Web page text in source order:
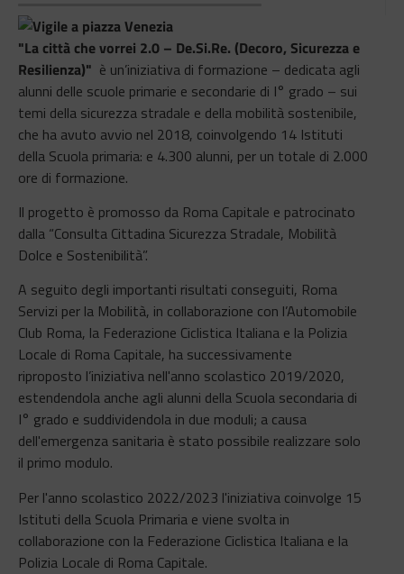
"La città che vorrei 2.0 – De.Si.Re. (Decoro, Sicurezza e
Resilienza)" è un’iniziativa di formazione – dedicata agli
alunni delle scuole primarie e secondarie di I° grado – sui
temi della sicurezza stradale e della mobilità sostenibile,
che ha avuto avvio nel 2018, coinvolgendo 14 Istituti
della Scuola primaria: e 4.300 alunni, per un totale di 2.000
ore di formazione.
Il progetto è promosso da Roma Capitale e patrocinato
dalla “Consulta Cittadina Sicurezza Stradale, Mobilità
Dolce e Sostenibilità”.
A seguito degli importanti risultati conseguiti, Roma
Servizi per la Mobilità, in collaborazione con l’Automobile
Club Roma, la Federazione Ciclistica Italiana e la Polizia
Locale di Roma Capitale, ha successivamente
riproposto l’iniziativa nell'anno scolastico 2019/2020,
estendendola anche agli alunni della Scuola secondaria di
I° grado e suddividendola in due moduli; a causa
dell'emergenza sanitaria è stato possibile realizzare solo
il primo modulo.
Per l'anno scolastico 2022/2023 l'iniziativa coinvolge 15
Istituti della Scuola Primaria e viene svolta in
collaborazione con la Federazione Ciclistica Italiana e la
Polizia Locale di Roma Capitale.